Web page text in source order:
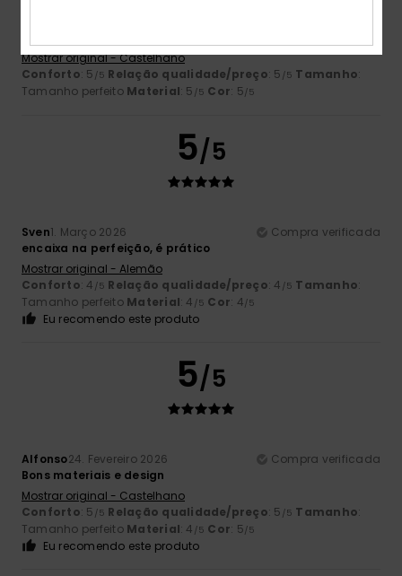
Mostrar original - Castelhano
Conforto: 5 /5 Relação qualidade/preço: 5 /5 Tamanho:
Tamanho perfeito Material: 5 /5 Cor: 5/5
5/5
Sven1. Março 2026
Compra verificada
encaixa na perfeição, é prático
Mostrar original - Alemão
Conforto: 4 /5 Relação qualidade/preço: 4 /5 Tamanho:
Tamanho perfeito Material: 4 /5 Cor: 4/5
Eu recomendo este produto
5/5
Alfonso24. Fevereiro 2026
Compra verificada
Bons materiais e design
Mostrar original - Castelhano
Conforto: 5 /5 Relação qualidade/preço: 5 /5 Tamanho:
Tamanho perfeito Material: 4 /5 Cor: 5/5
Eu recomendo este produto